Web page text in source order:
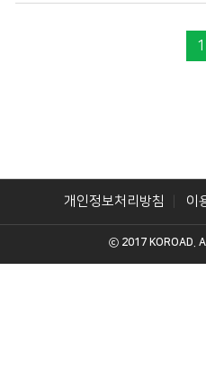
1
개인정보처리방침 이
ⓒ 2017 KOROAD.